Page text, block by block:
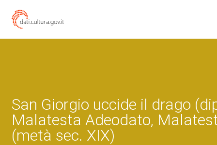
San Giorgio uccide il drago
Malatesta Adeodato,
(metà sec. XIX)